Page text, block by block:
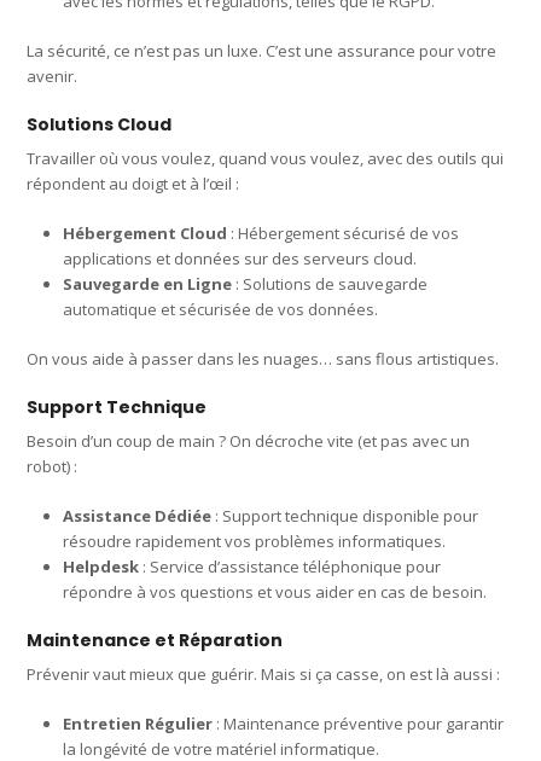
La sécurité, ce n’est pas un luxe. C’est une assurance pour votre
avenir.
Solutions Cloud
Travailler où vous voulez, quand vous voulez, avec des outils qui
répondent au doigt et à l’œil :
Hébergement Cloud : Hébergement sécurisé de vos
applications et données sur des serveurs cloud.
Sauvegarde en Ligne : Solutions de sauvegarde
automatique et sécurisée de vos données.
On vous aide à passer dans les nuages… sans flous artistiques.
Support Technique
Besoin d’un coup de main ? On décroche vite (et pas avec un
robot) :
Assistance Dédiée : Support technique disponible pour
résoudre rapidement vos problèmes informatiques.
Helpdesk : Service d’assistance téléphonique pour
répondre à vos questions et vous aider en cas de besoin.
Maintenance et Réparation
Prévenir vaut mieux que guérir. Mais si ça casse, on est là aussi :
Entretien Régulier : Maintenance préventive pour garantir
la longévité de votre matériel informatique.